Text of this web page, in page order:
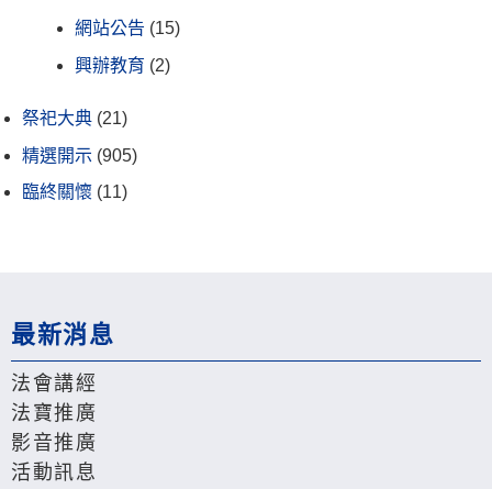
網站公告 (15)
興辦教育 (2)
祭祀大典 (21)
精選開示 (905)
臨終關懷 (11)
最新消息
法會講經
法寶推廣
影音推廣
活動訊息